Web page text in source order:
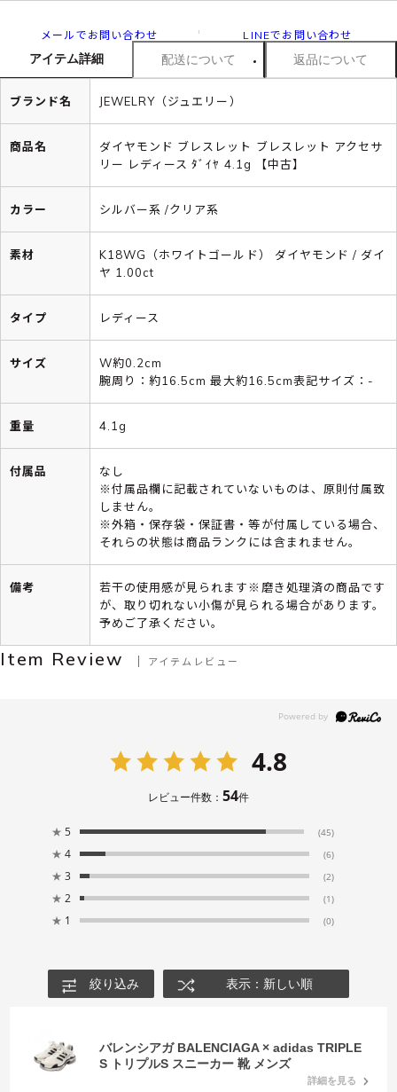
メールでお問い合わせ LINEでお問い合わせ
アイテム詳細 配送について 返品について
ブランド名 JEWELRY（ジュエリー）
商品名
ダイヤモンド ブレスレット ブレスレット アクセサ
リー レディース ﾀﾞｲﾔ 4.1g 【中古】
カラー シルバー系 /クリア系
素材
K18WG（ホワイトゴールド） ダイヤモンド / ダイ
ヤ 1.00ct
タイプ レディース
サイズ
W約0.2cm
腕周り：約16.5cm 最大約16.5cm表記サイズ：-
重量 4.1g
付属品
なし
※付属品欄に記載されていないものは、原則付属致
しません。
※外箱・保存袋・保証書・等が付属している場合、
それらの状態は商品ランクには含まれません。
備考
若干の使用感が見られます※磨き処理済の商品です
が、取り切れない小傷が見られる場合があります。
予めご了承ください。
Item Review アイテムレビュー
4.8
レビュー件数： 54件
★ 5 (45)
★ 4 (6)
★ 3 (2)
★ 2 (1)
★ 1 (0)
絞り込み 表示：新しい順
バレンシアガ BALENCIAGA × adidas TRIPLE
S トリプルS スニーカー 靴 メンズ
詳細を見る